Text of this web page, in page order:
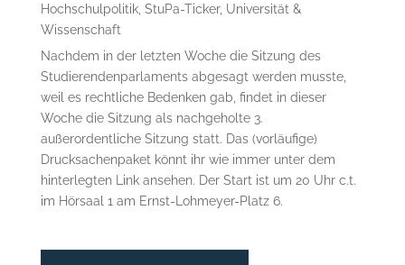
Hochschulpolitik, StuPa-Ticker, Universität &
Wissenschaft
Nachdem in der letzten Woche die Sitzung des
Studierendenparlaments abgesagt werden musste,
weil es rechtliche Bedenken gab, findet in dieser
Woche die Sitzung als nachgeholte 3.
außerordentliche Sitzung statt. Das (vorläufige)
Drucksachenpaket könnt ihr wie immer unter dem
hinterlegten Link ansehen. Der Start ist um 20 Uhr c.t.
im Hörsaal 1 am Ernst-Lohmeyer-Platz 6.